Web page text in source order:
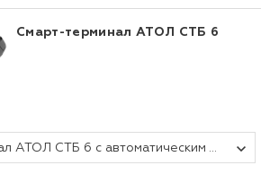
Смарт-терминал АТОЛ СТБ 6
Смарт-терминал АТОЛ СТБ 6 с автоматическим тарифом SIGMA и ИТС (без ФН, 5.0)